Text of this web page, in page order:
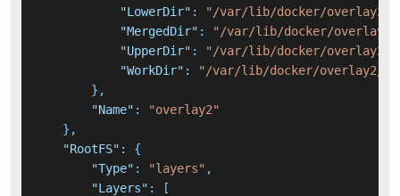
"LowerDir" :
"/var/lib/docker/overlay2/
"MergedDir" :
"/var/lib/docker/overlay2/
"UpperDir" :
"/var/lib/docker/overlay2/
"WorkDir" :
"/var/lib/docker/overlay2/
} ,
"Name" :
"overlay2"
} ,
"RootFS" :
{
"Type" : "layers" ,
"Layers" :
[